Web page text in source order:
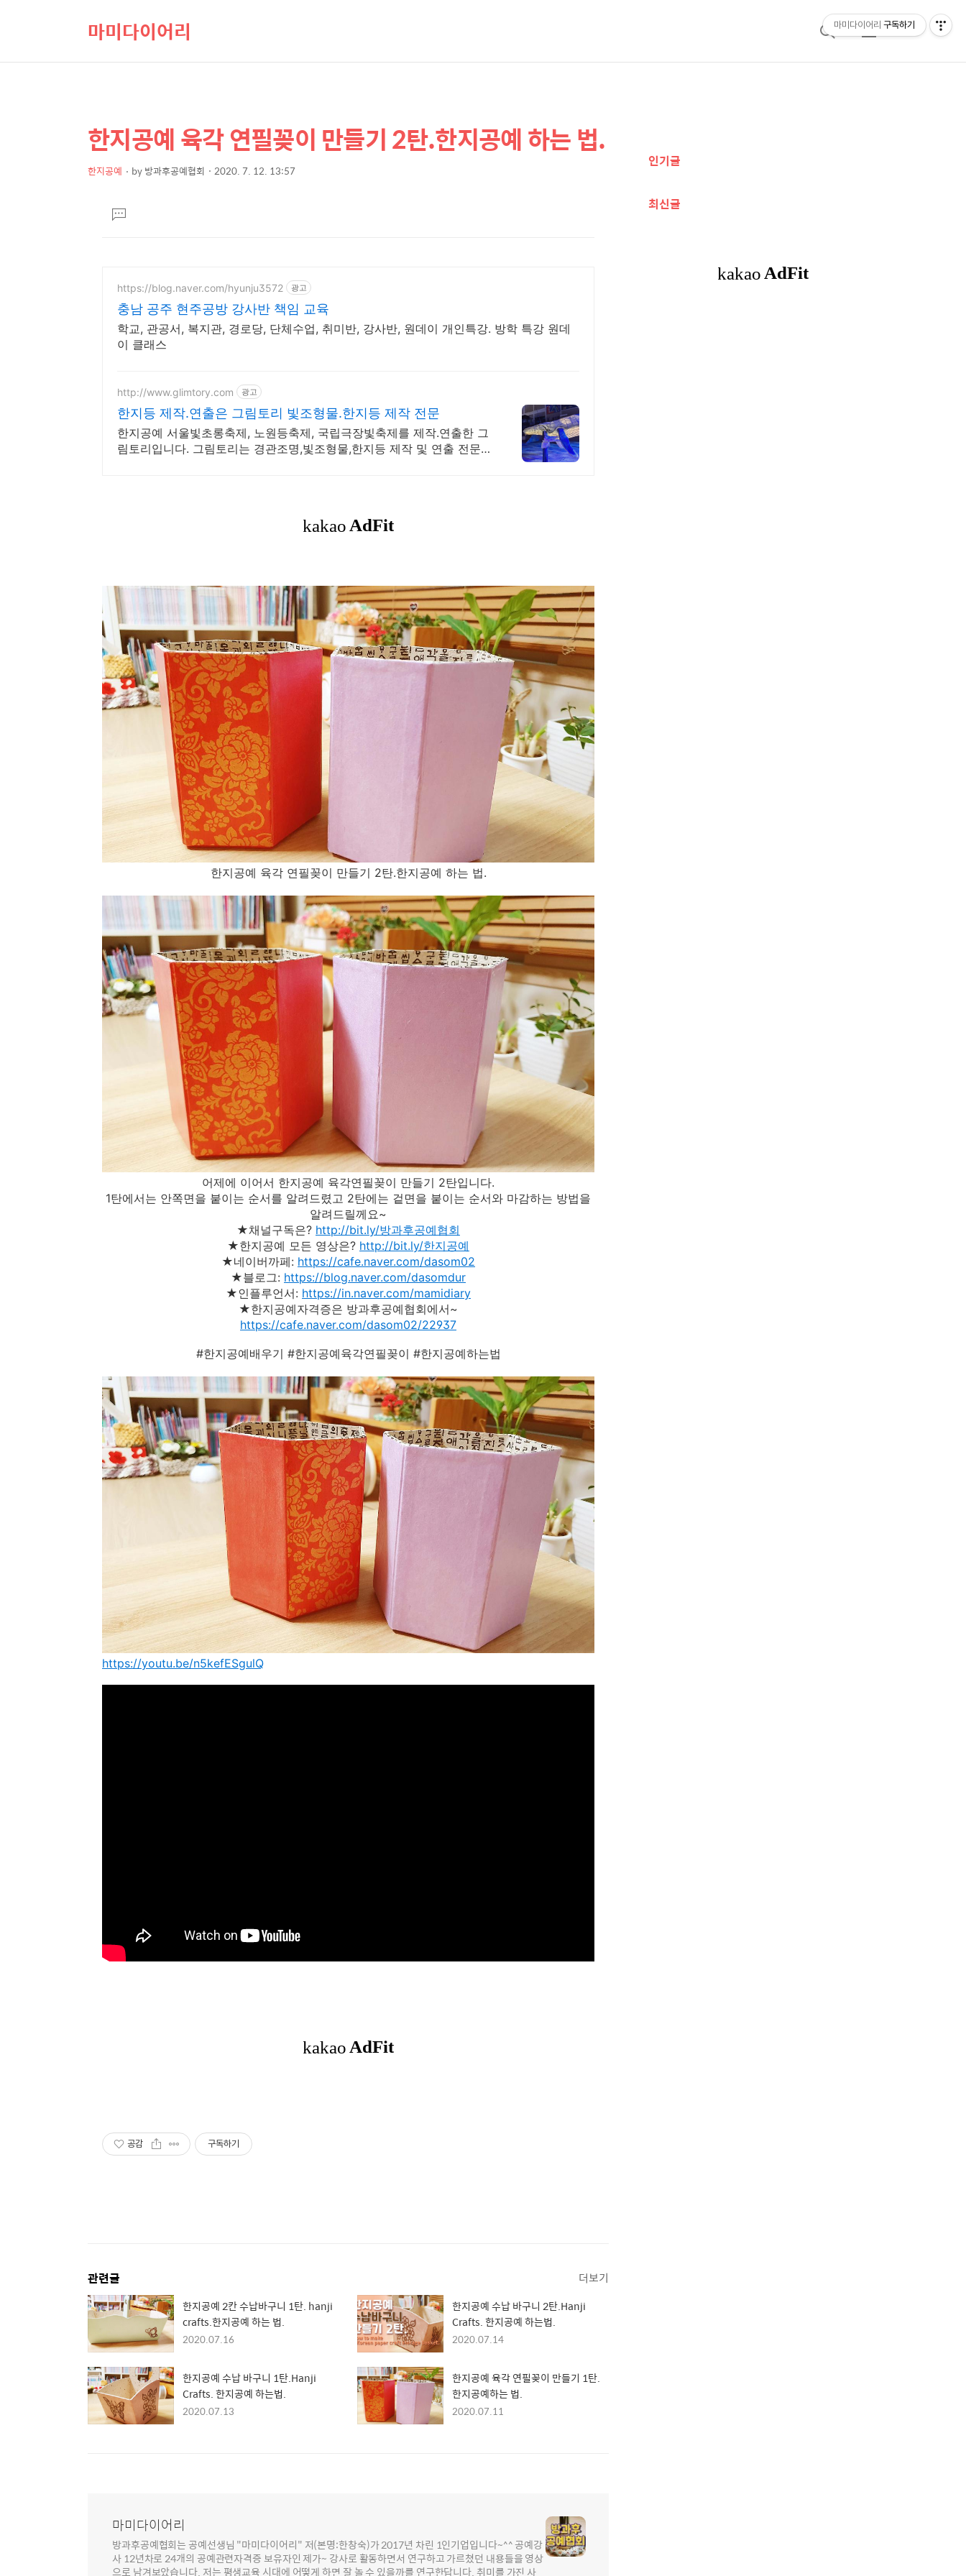
마미다이어리
검
메
상
세
컨
본
문
제
한지공예 육각 연필꽂이 만들기 2탄.한지공예 하는 법.
한지공예 by방과후공예협회 2020. 7. 12. 13:57
댓
글
https://blog.naver.com/hyunju3572 광고
충남 공주 현주공방 강사반 책임 교육
학교, 관공서, 복지관, 경로당, 단체수업, 취미반, 강사반, 원데이 개인특강. 방학 특강 원데
이 클래스
http://www.glimtory.com 광고
한지등 제작.연출은 그림토리 빛조형물.한지등 제작 전문
한지공예 서울빛초롱축제, 노원등축제, 국립극장빛축제를 제작.연출한 그
림토리입니다. 그림토리는 경관조명,빛조형물,한지등 제작 및 연출 전문기
한지공예 육각 연필꽂이 만들기 2탄.한지공예 하는 법.
어제에 이어서 한지공예 육각연필꽂이 만들기 2탄입니다.
1탄에서는 안쪽면을 붙이는 순서를 알려드렸고 2탄에는 겉면을 붙이는 순서와 마감하는 방법을
알려드릴께요~
★채널구독은? http://bit.ly/방과후공예협회
★한지공예 모든 영상은? http://bit.ly/한지공예
★네이버까페: https://cafe.naver.com/dasom02
★블로그: https://blog.naver.com/dasomdur
★인플루언서: https://in.naver.com/mamidiary
★한지공예자격증은 방과후공예협회에서~
https://cafe.naver.com/dasom02/22937
#한지공예배우기 #한지공예육각연필꽂이 #한지공예하는법
https://youtu.be/n5kefESgulQ
공감 구독하기
관련글 더보기
한지공예 2칸 수납바구니 1탄. hanji
crafts.한지공예 하는 법.
2020.07.16
한지공예 수납 바구니 2탄.Hanji
Crafts. 한지공예 하는법.
2020.07.14
한지공예 수납 바구니 1탄.Hanji
Crafts. 한지공예 하는법.
2020.07.13
한지공예 육각 연필꽂이 만들기 1탄.
한지공예하는 법.
2020.07.11
마미다이어리
방과후공예협회는 공예선생님 "마미다이어리" 저(본명:한창숙)가 2017년 차린 1인기업입니다~^^ 공예강
사 12년차로 24개의 공예관련자격증 보유자인 제가~ 강사로 활동하면서 연구하고 가르쳤던 내용들을 영상
으로 남겨보았습니다. 저는 평생교육 시대에 어떻게 하면 잘 놀 수 있을까를 연구한답니다. 취미를 가진 사
가
보
인기글
최신글
마미다이어리 구독하기